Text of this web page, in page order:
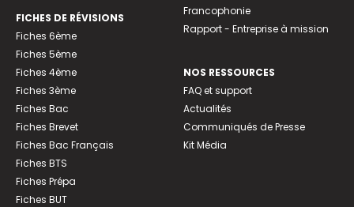
FICHES DE RÉVISIONS
Fiches 6ème
Fiches 5ème
Fiches 4ème
Fiches 3ème
Fiches Bac
Fiches Brevet
Fiches Bac Français
Fiches BTS
Fiches Prépa
Fiches BUT
Francophonie
Rapport - Entreprise à mission
NOS RESSOURCES
FAQ et support
Actualités
Communiqués de Presse
Kit Média